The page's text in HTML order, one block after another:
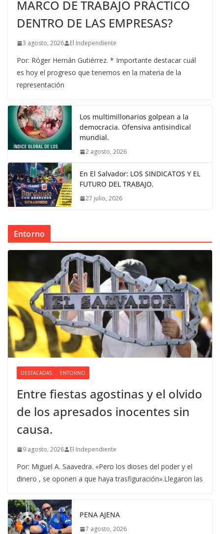
MARCO DE TRABAJO PRÁCTICO
DENTRO DE LAS EMPRESAS?
3 agosto, 2026 El Independiente
Por: Róger Hernán Gutiérrez. * Importante destacar cuál
es hoy el progreso que tenemos en la materia de la
representación
Los multimillonarios golpean a la
democracia. Ofensiva antisindical
mundial.
2 agosto, 2026
En El Salvador: LOS SINDICATOS Y EL
FUTURO DEL TRABAJO.
27 julio, 2026
Entorno
DESTACADAS ENTORNO
Entre fiestas agostinas y el olvido
de los apresados inocentes sin
causa.
9 agosto, 2026 El Independiente
Por: Miguel A. Saavedra. «Pero los dioses del poder y el
dinero , se oponen a que haya trasfiguración».Llegaron las
PENA AJENA
7 agosto, 2026